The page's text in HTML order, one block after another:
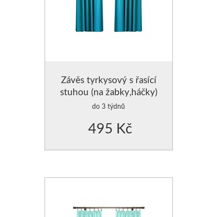
Závěs tyrkysový s řasící
stuhou (na žabky,háčky)
do 3 týdnů
495 Kč